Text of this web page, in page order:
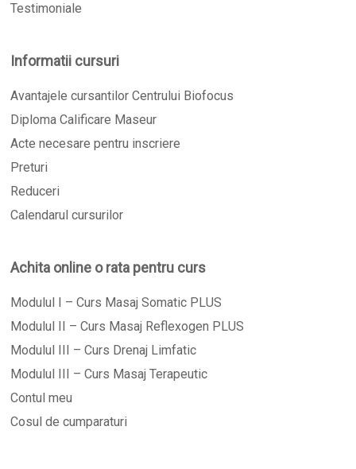
Testimoniale
Informatii cursuri
Avantajele cursantilor Centrului Biofocus
Diploma Calificare Maseur
Acte necesare pentru inscriere
Preturi
Reduceri
Calendarul cursurilor
Achita online o rata pentru curs
Modulul I – Curs Masaj Somatic PLUS
Modulul II – Curs Masaj Reflexogen PLUS
Modulul III – Curs Drenaj Limfatic
Modulul III – Curs Masaj Terapeutic
Contul meu
Cosul de cumparaturi